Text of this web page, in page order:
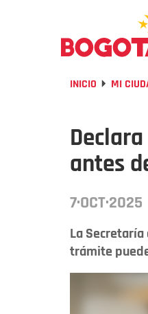
INICIO MI
antes
7·OCT·2025
La
trámite